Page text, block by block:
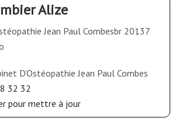
Alize
Jean Paul Combesbr 20137
D’Ostéopathie Jean Paul Combes
32 32
pour mettre à jour